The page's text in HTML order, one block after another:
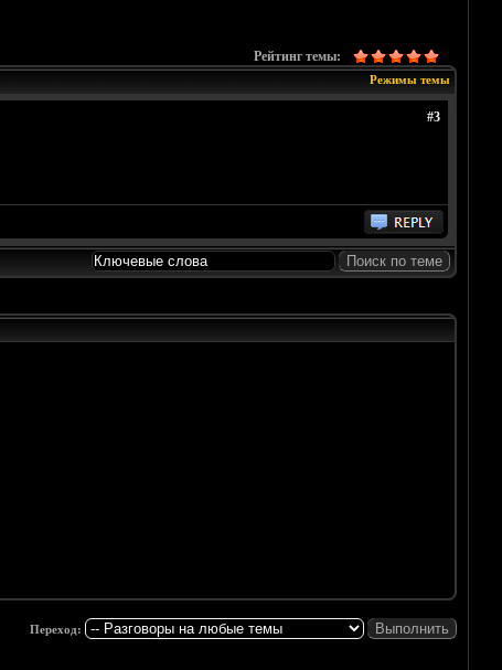
Рейтинг темы:
Режимы темы
#3
Переход: